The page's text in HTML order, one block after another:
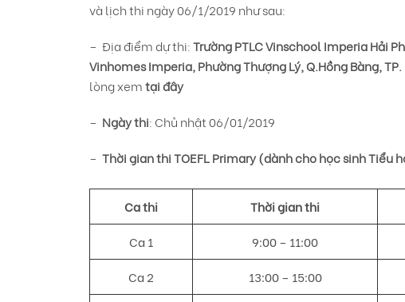
và lịch thi ngày 06/1/2019 như sau:
– Địa điểm dự thi:Trường PTLC Vinschool Imperia Hải
Vinhomes Imperia, Phường Thượng Lý, Q.Hồng Bàng, TP.
lòng xemtại đây
– Ngày thi: Chủ nhật 06/01/2019
– Thời gian thi TOEFL Primary (dành cho học sinh Tiểu
Ca thi Thời gian thi
Ca 1
9:00 – 11:00
Ca 2
13:00 – 15:00